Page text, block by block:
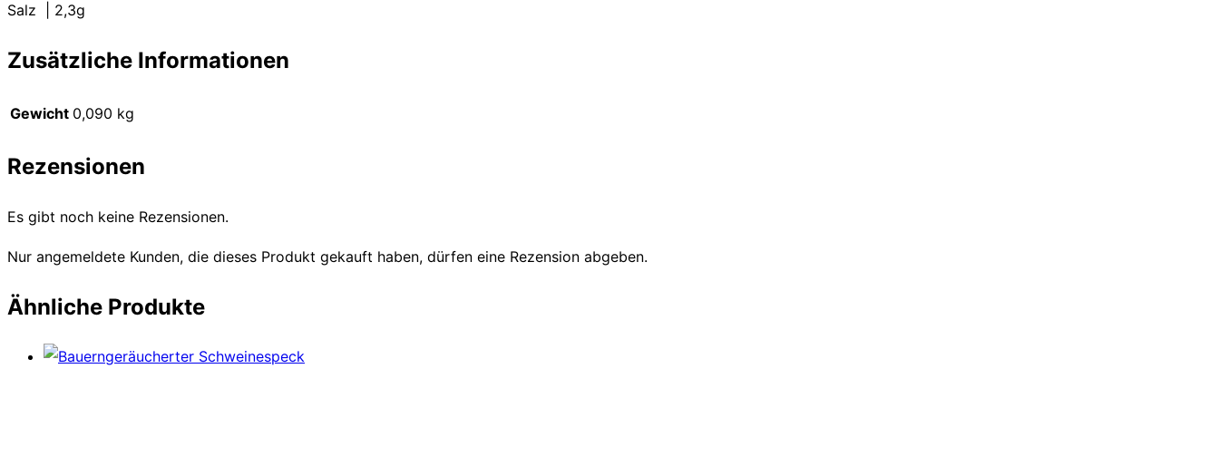
Salz | 2,3g
Zusätzliche Informationen
Gewicht 0,090 kg
Rezensionen
Es gibt noch keine Rezensionen.
Nur angemeldete Kunden, die dieses Produkt gekauft haben, dürfen eine Rezension abgeben.
Ähnliche Produkte